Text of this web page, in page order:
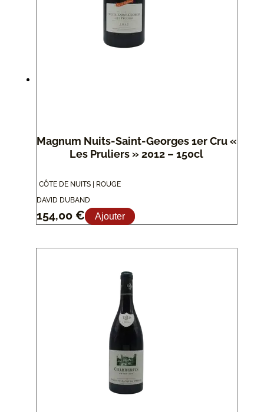
Magnum Nuits-Saint-Georges 1er Cru «
Les Pruliers » 2012 – 150cl
CÔTE DE NUITS | ROUGE
DAVID DUBAND
154,00 € Ajouter